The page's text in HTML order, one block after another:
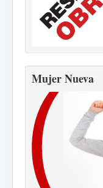
Mujer Nueva